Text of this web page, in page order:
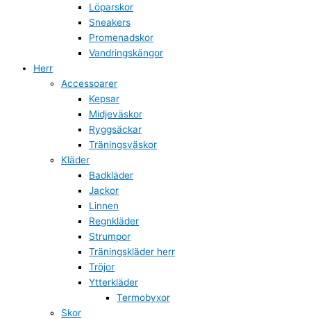
Löparskor
Sneakers
Promenadskor
Vandringskängor
Herr
Accessoarer
Kepsar
Midjeväskor
Ryggsäckar
Träningsväskor
Kläder
Badkläder
Jackor
Linnen
Regnkläder
Strumpor
Träningskläder herr
Tröjor
Ytterkläder
Termobyxor
Skor